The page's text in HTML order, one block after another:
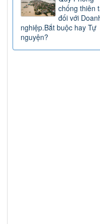
chống thiên
đối với
nghiệp.Bắt buộc hay Tự
nguyện?